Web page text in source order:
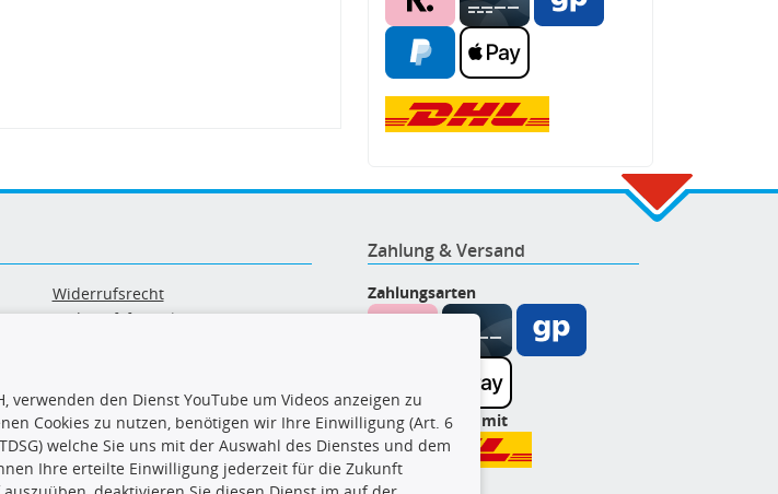
Widerrufsrecht
Widerrufsformular
Barrierefreiheitserklärung
Zahlung & Versand
Zahlungsarten
Wir versenden mit
verwenden den Dienst YouTube um Videos anzeigen zu
Cookies zu nutzen, benötigen wir Ihre Einwilligung (Art. 6
welche Sie uns mit der Auswahl des Dienstes und dem
Ihre erteilte Einwilligung jederzeit für die Zukunft